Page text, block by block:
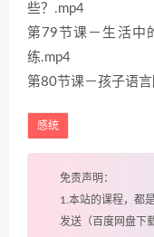
些？.mp4
第79节课－生活中
练.mp4
第80节课－孩子语
感统
免责声明：
1.本站的课程，都
发送（百度网盘下